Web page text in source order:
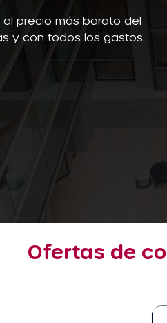
al precio más barato del
y con todos los gastos
Ofertas de